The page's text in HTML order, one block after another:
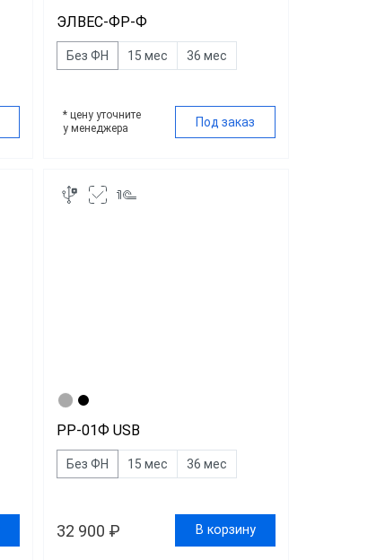
ЭЛВЕС-ФР-Ф
Без ФН 15 мес 36 мес
* цену уточните
у менеджера
Под заказ
РР-01Ф USB
Без ФН 15 мес 36 мес
32 900 ₽ В корзину